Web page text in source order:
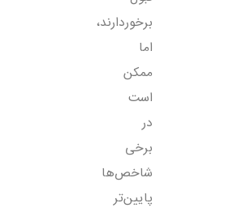
برخوردارند،
اما
ممکن
است
در
برخی
شاخص‌ها
پایین‌تر